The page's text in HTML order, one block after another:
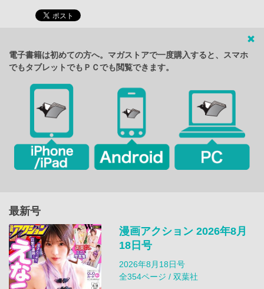
電子書籍は初めての方へ。マガストアで一度購入すると、スマホ
でもタブレットでもＰＣでも閲覧できます。
最新号
漫画アクション 2026年8月
18日号
2026年8月18日号
全354ページ / 双葉社